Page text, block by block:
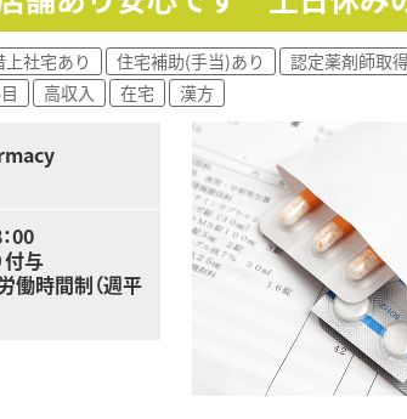
上社宅あり 住宅補助(手当)あり
認定薬剤師取
高収入 在宅 漢方
00
与
時間制（週平